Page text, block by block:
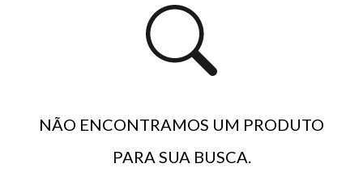
10% OFF NA PRIMEIRA COMPRA*
NÃO ENCONTRAMOS UM PRODUTO
PARA SUA BUSCA.